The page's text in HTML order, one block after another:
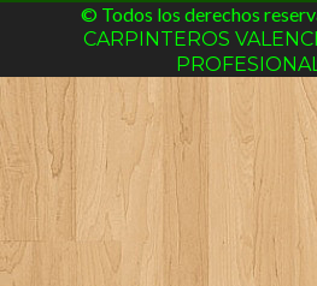
© Todos los derechos
CARPINTEROS